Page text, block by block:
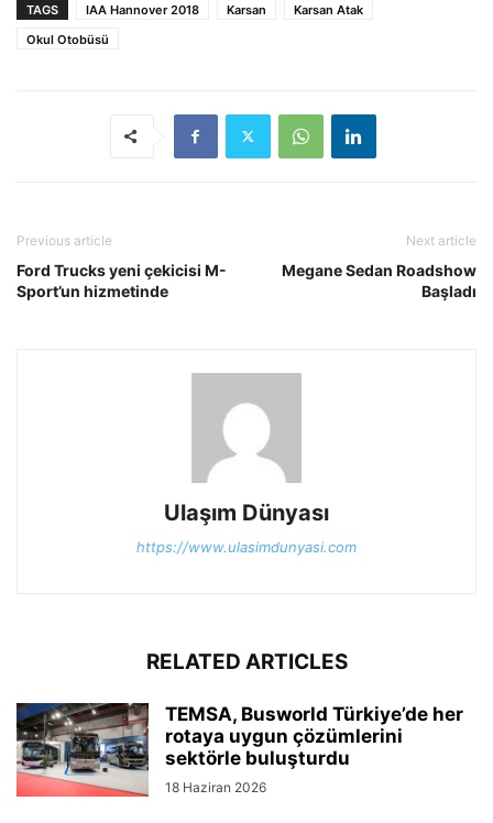
TAGS IAA Hannover 2018 Karsan
Karsan Atak
Okul Otobüsü
Previous article
Ford Trucks yeni çekicisi M-
Sport’un hizmetinde
Next article
Megane Sedan Roadshow
Başladı
Ulaşım Dünyası
https://www.ulasimdunyasi.com
RELATED ARTICLES
TEMSA, Busworld Türkiye’de her
rotaya uygun çözümlerini
sektörle buluşturdu
18 Haziran 2026